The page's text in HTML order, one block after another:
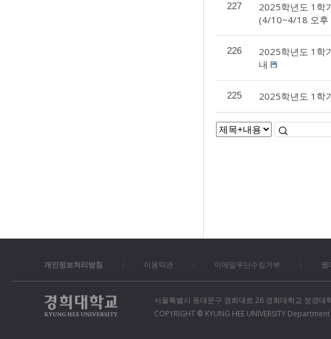
227
2025학년도 1학
(4/10~4/18 오후
226
2025학년도 1학
내
225 2025학년도 1학
개인정보처리방침 이용약관 이메일무단수집거부 웹
서울특별시 동대문구 경희대로 26 경희대학교 정경
COPYRIGHT © KYUNG HEE UNIVERSITY